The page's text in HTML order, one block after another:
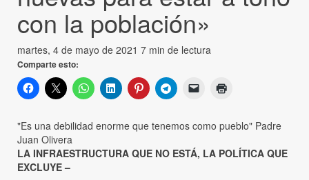
con la población»
martes, 4 de mayo de 2021 7 min de lectura
Comparte esto:
"Es una debilidad enorme que tenemos como pueblo" Padre
Juan Olivera
LA INFRAESTRUCTURA QUE NO ESTÁ, LA POLÍTICA QUE
EXCLUYE –